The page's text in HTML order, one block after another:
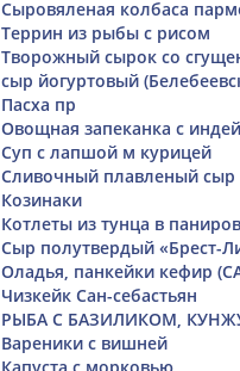
Сыровяленая колбаса
Террин из рыбы с рисом
Творожный сырок со
сыр йогуртовый
Пасха пр
Овощная запеканка с
Суп с лапшой м курицей
Сливочный плавленый сыр
Козинаки
Котлеты из тунца в
Сыр полутвердый «Брест-
Оладья, панкейки кефир
Чизкейк Сан-себастьян
РЫБА С БАЗИЛИКОМ,
Вареники с вишней